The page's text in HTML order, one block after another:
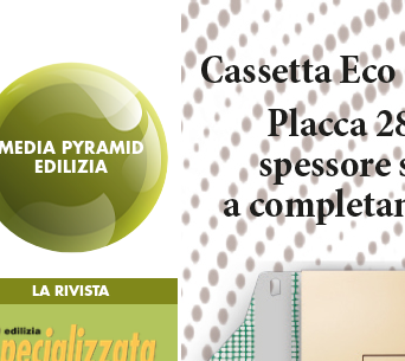
PYRAMID
EDILIZIA
LA RIVISTA